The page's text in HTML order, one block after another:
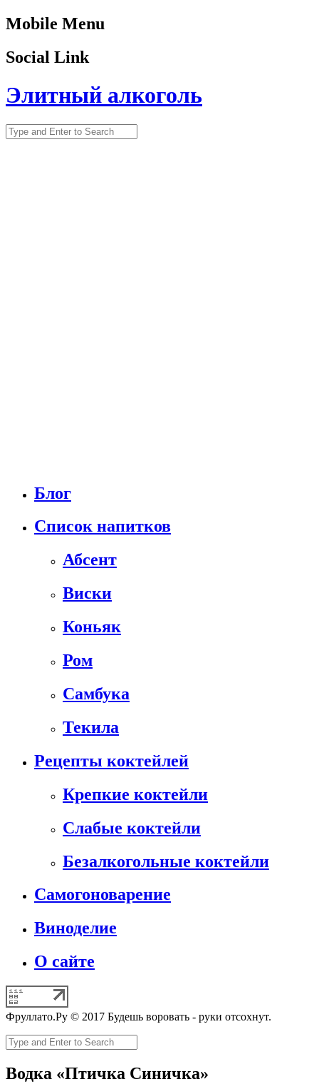
Mobile Menu
Social Link
Элитный алкоголь
Блог
Список напитков
Абсент
Виски
Коньяк
Ром
Самбука
Текила
Рецепты коктейлей
Крепкие коктейли
Слабые коктейли
Безалкогольные коктейли
Самогоноварение
Виноделие
О сайте
Фруллато.Ру © 2017 Будешь воровать - руки отсохнут.
Водка «Птичка Синичка»